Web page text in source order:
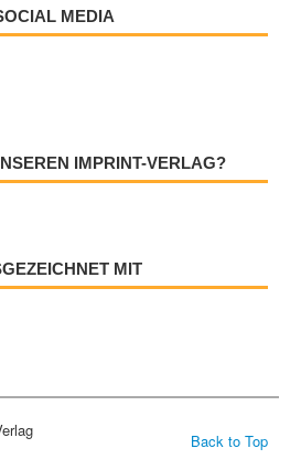
MEDIA
IMPRINT-VERLAG?
MIT
Back to Top